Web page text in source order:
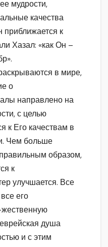
мудрости,
качества
приближается к
Хазал: «как Он –
в мире,
о
направлено на
с целью
к Его качествам в
Чем больше
образом,
к
улучшается. Все
его
душа
и с этим